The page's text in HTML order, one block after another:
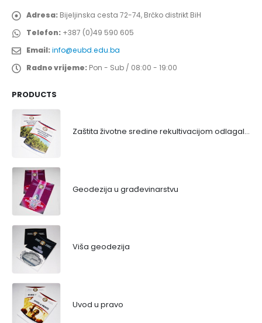
Adresa: Bijeljinska cesta 72-74, Brčko distrikt BiH
Telefon: +387 (0)49 590 605
Email:info@eubd.edu.ba
Radno vrijeme: Pon - Sub / 08:00 - 19:00
PRODUCTS
Zaštita životne sredine rekultivacijom odlagališta
Geodezija u građevinarstvu
Viša geodezija
Uvod u pravo